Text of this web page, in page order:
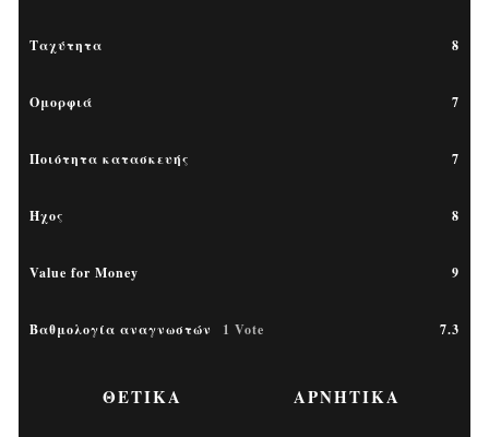
Ταχύτητα 8
Ομορφιά 7
Ποιότητα κατασκευής 7
Ήχος 8
Value for Money 9
Βαθμολογία αναγνωστών 1 Vote 7.3
ΘΕΤΙΚΆ ΑΡΝΗΤΙΚΆ